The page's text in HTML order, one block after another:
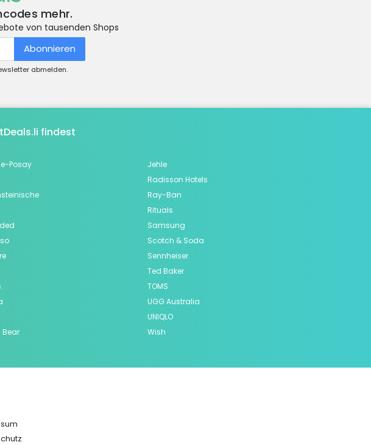
mehr.
von tausenden Shops
Abonnieren
abmelden.
findest
Posay
Bear
Jehle
Radisson Hotels
Ray-Ban
Rituals
Samsung
Scotch & Soda
Sennheiser
Ted Baker
TOMS
UGG Australia
UNIQLO
Wish